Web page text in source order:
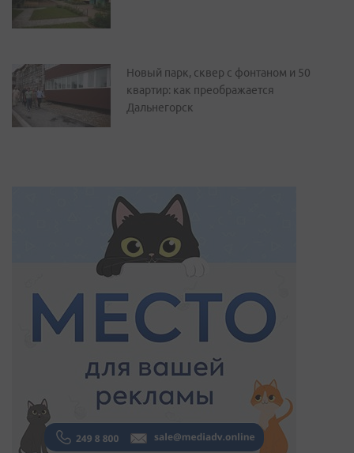
Новый парк, сквер с фонтаном и 50
квартир: как преображается
Дальнегорск